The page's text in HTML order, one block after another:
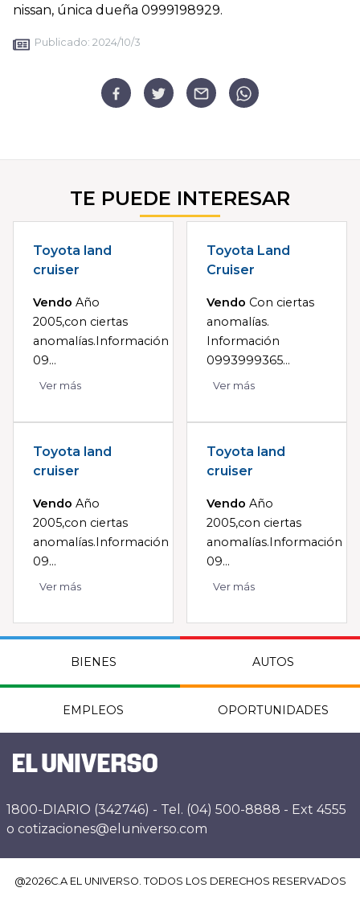
nissan, única dueña 0999198929.
Publicado: 2024/10/3
TE PUEDE INTERESAR
Toyota land
cruiser
Vendo Año
2005,con ciertas
anomalías.Información
09...
Ver más
Toyota Land
Cruiser
Vendo Con ciertas
anomalías.
Información
0993999365...
Ver más
Toyota land
cruiser
Vendo Año
2005,con ciertas
anomalías.Información
09...
Ver más
Toyota land
cruiser
Vendo Año
2005,con ciertas
anomalías.Información
09...
Ver más
BIENES AUTOS
EMPLEOS OPORTUNIDADES
1800-DIARIO (342746) - Tel. (04) 500-8888 - Ext 4555
o cotizaciones@eluniverso.com
@2026C.A EL UNIVERSO. TODOS LOS DERECHOS RESERVADOS